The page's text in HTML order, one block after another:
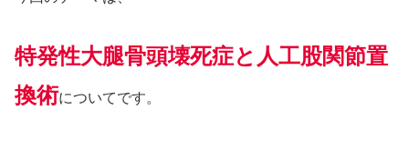
特発性大腿骨頭壊死症と人工股関節置
換術についてです。